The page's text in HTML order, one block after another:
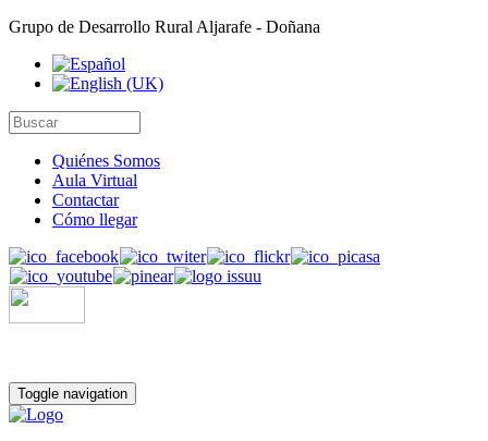
Grupo de Desarrollo Rural Aljarafe - Doñana
Quiénes Somos
Aula Virtual
Contactar
Cómo llegar
Toggle navigation